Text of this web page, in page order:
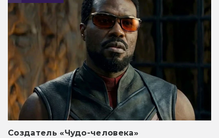
Создатель «Чудо-человека»